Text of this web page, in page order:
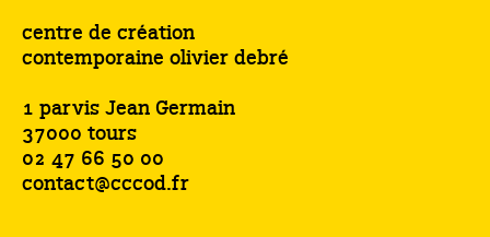
centre de création
contemporaine olivier debré
1 parvis Jean Germain
37000 tours
02 47 66 50 00
contact@cccod.fr